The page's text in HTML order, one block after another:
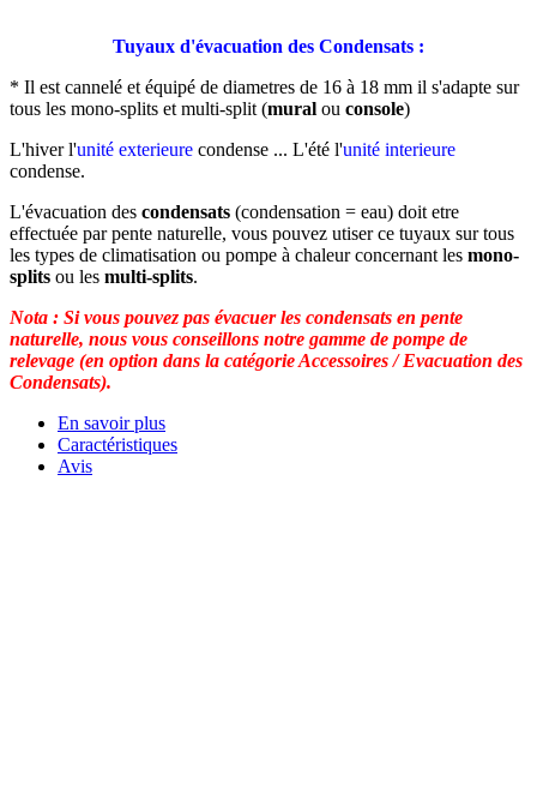
Tuyaux d'évacuation des Condensats :
* Il est cannelé et équipé de diametres de 16 à 18 mm il s'adapte sur
tous les mono-splits et multi-split (mural ou console)
L'hiver l'unité exterieure condense ... L'été l'unité interieure
condense.
L'évacuation des condensats (condensation = eau) doit etre
effectuée par pente naturelle, vous pouvez utiser ce tuyaux sur tous
les types de climatisation ou pompe à chaleur concernant les mono-
splits ou les multi-splits.
Nota : Si vous pouvez pas évacuer les condensats en pente
naturelle, nous vous conseillons notre gamme de pompe de
relevage (en option dans la catégorie Accessoires / Evacuation des
Condensats).
En savoir plus
Caractéristiques
Avis